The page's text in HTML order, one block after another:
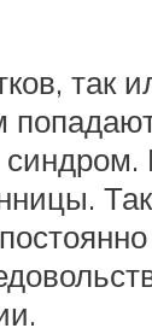
так